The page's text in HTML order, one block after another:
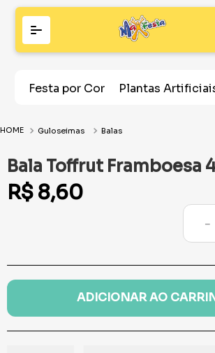
Festa por Cor Plantas
Guloseimas Balas
Bala Toffrut Framboesa
R$ 8,60
－
ADICIONAR AO